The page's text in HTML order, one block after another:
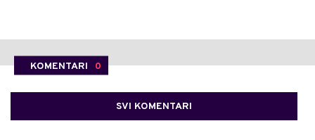
KOMENTARI 0
SVI KOMENTARI